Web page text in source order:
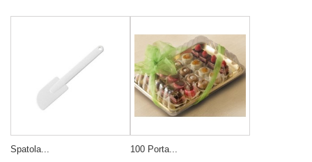
Spatola...
100 Porta...